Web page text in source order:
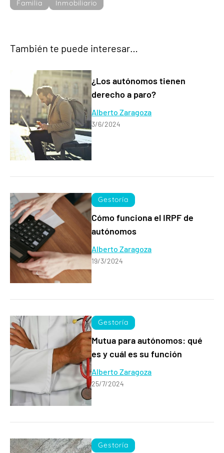
Familia Inmobiliario
También te puede interesar…
¿Los autónomos tienen
derecho a paro?
Alberto Zaragoza
3/6/2024
Gestoría
Cómo funciona el IRPF de
autónomos
Alberto Zaragoza
19/3/2024
Gestoría
Mutua para autónomos: qué
es y cuál es su función
Alberto Zaragoza
25/7/2024
Gestoría